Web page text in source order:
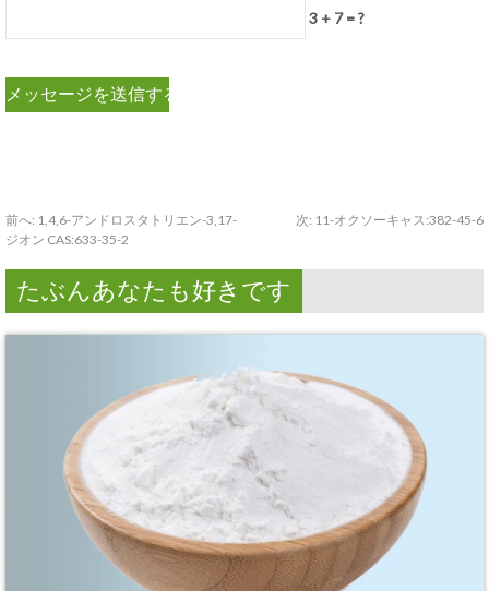
3 + 7 = ?
前へ: 1,4,6-アンドロスタトリエン-3,17-
ジオン CAS:633-35-2
次: 11-オクソーキャス:382-45-6
たぶんあなたも好きです